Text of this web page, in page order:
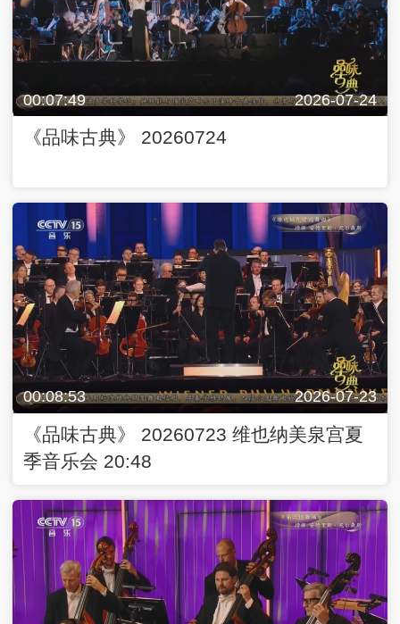
00:07:49 2026-07-24
《品味古典》 20260724
00:08:53 2026-07-23
《品味古典》 20260723 维也纳美泉宫夏
季音乐会 20:48